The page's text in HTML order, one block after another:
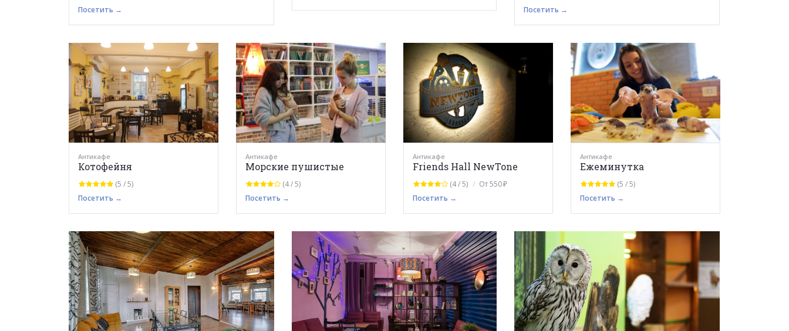
Посетить →
Посетить →
Антикафе
Котофейня
(5 / 5)
Посетить →
Антикафе
Морские пушистые
(4 / 5)
Посетить →
Антикафе
Friends Hall NewTone
(4 / 5)
От 550 ₽
Посетить →
Антикафе
Ежеминутка
(5 / 5)
Посетить →